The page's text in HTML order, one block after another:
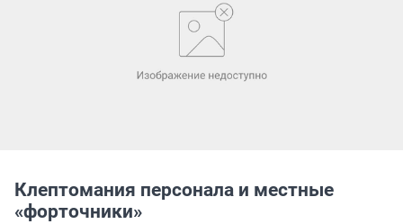
Клептомания персонала и местные
«форточники»